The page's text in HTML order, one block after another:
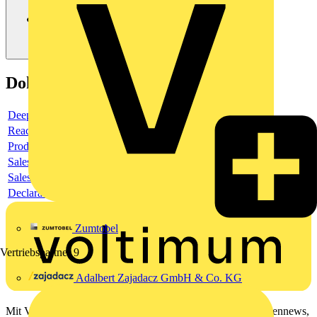
Zumtobel
Vertriebspartner 9
Adalbert Zajadacz GmbH & Co. KG
Dokumente
Deeplink product page
Reach Declaration URL
Product data sheet
Sales brochure
Sales brochure
Declaration RoHS
Mit Voltimum erhalten Elektrofachkräfte Zugang zu Branchennews,